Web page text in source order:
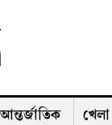
আন্তর্জাতিক খেলা